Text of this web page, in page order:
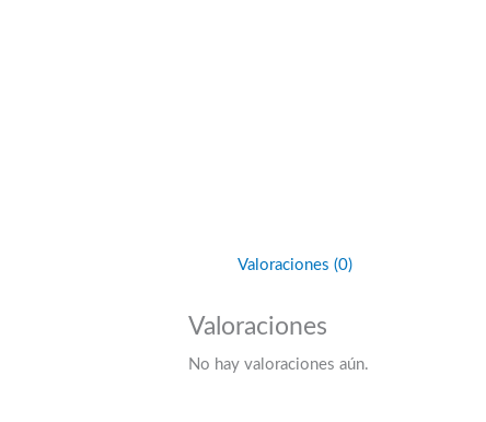
Valoraciones (0)
Valoraciones
No hay valoraciones aún.